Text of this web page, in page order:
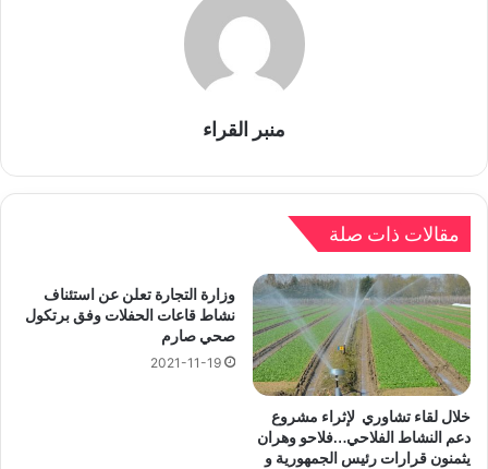
منبر القراء
مقالات ذات صلة
خلال لقاء تشاوري لإثراء مشروع
دعم النشاط الفلاحي…فلاحو وهران
يثمنون قرارات رئيس الجمهورية و
وزارة التجارة تعلن عن استئناف
نشاط قاعات الحفلات وفق برتكول
صحي صارم
2021-11-19